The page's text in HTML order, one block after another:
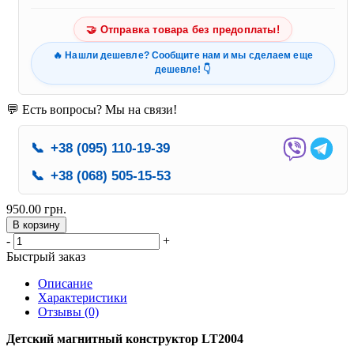
🤝 Отправка товара без предоплаты!
🔥 Нашли дешевле? Сообщите нам и мы сделаем еще
дешевле! 👇
💬 Есть вопросы? Мы на связи!
📞 +38 (095) 110-19-39
📞 +38 (068) 505-15-53
950.00 грн.
В корзину
-
+
Быстрый заказ
Описание
Характеристики
Отзывы (0)
Детский магнитный конструктор LT2004